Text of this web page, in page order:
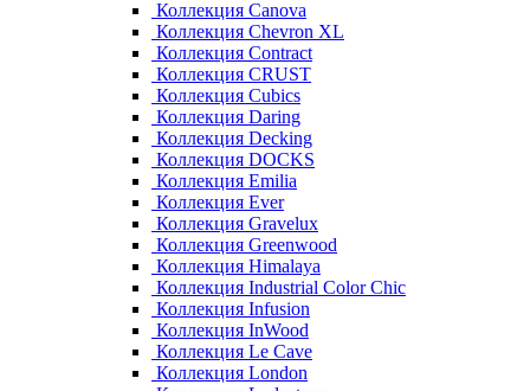
Коллекция Canova
Коллекция Chevron XL
Коллекция Contract
Коллекция CRUST
Коллекция Cubics
Коллекция Daring
Коллекция Decking
Коллекция DOCKS
Коллекция Emilia
Коллекция Ever
Коллекция Gravelux
Коллекция Greenwood
Коллекция Himalaya
Коллекция Industrial Color Chic
Коллекция Infusion
Коллекция InWood
Коллекция Le Cave
Коллекция London